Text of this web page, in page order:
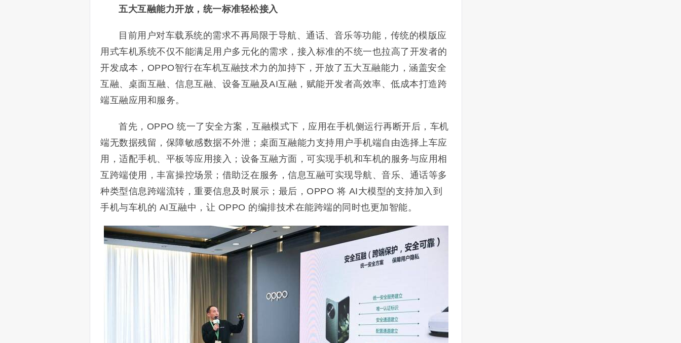
五大互融能力开放，统一标准轻松接入
目前用户对车载系统的需求不再局限于导航、通话、音乐等功能，传统的模版应
用式车机系统不仅不能满足用户多元化的需求，接入标准的不统一也拉高了开发者的
开发成本，OPPO智行在车机互融技术力的加持下，开放了五大互融能力，涵盖安全
互融、桌面互融、信息互融、设备互融及AI互融，赋能开发者高效率、低成本打造跨
端互融应用和服务。
首先，OPPO 统一了安全方案，互融模式下，应用在手机侧运行再断开后，车机
端无数据残留，保障敏感数据不外泄；桌面互融能力支持用户手机端自由选择上车应
用，适配手机、平板等应用接入；设备互融方面，可实现手机和车机的服务与应用相
互跨端使用，丰富操控场景；借助泛在服务，信息互融可实现导航、音乐、通话等多
种类型信息跨端流转，重要信息及时展示；最后，OPPO 将 AI大模型的支持加入到
手机与车机的 AI互融中，让 OPPO 的编排技术在能跨端的同时也更加智能。